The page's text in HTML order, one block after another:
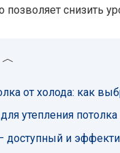
позволяет снизить
от холода: как
утепления потолка
доступный и